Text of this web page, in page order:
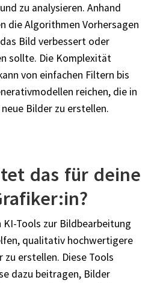
zu analysieren. Anhand
die Algorithmen Vorhersagen
Bild verbessert oder
sollte. Die Komplexität
von einfachen Filtern bis
reichen, die in
Bilder zu erstellen.
das für deine
KI-Tools zur Bildbearbeitung
qualitativ hochwertigere
erstellen. Diese Tools
dazu beitragen, Bilder